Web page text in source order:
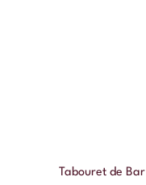
Tabouret de Bar